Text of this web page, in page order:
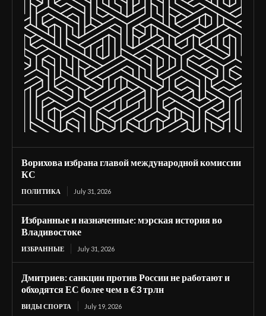
Ворихова избрана главой международной комиссии
КС
ПОЛИТИКА July 31, 2026
Избранные и назначенные: мэрская история во
Владивостоке
ИЗБРАННЫЕ July 31, 2026
Дмитриев: санкции против России не работают и
обходятся ЕС более чем в €3 трлн
ВИДЫ СПОРТА July 19, 2026